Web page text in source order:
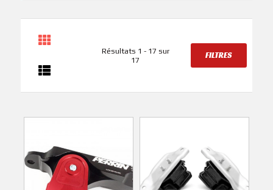
Résultats 1 - 17 sur
17
FILTRES